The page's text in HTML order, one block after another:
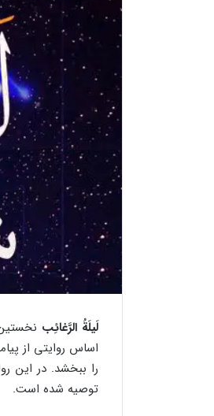
لَیلَةُ الرَّغائِب
اساس روایتی از
را ببخشد. در این
توصیه شده است.